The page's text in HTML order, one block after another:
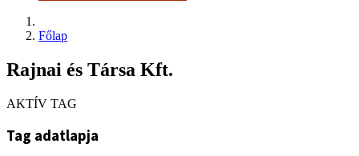
Főlap
Rajnai és Társa Kft.
AKTÍV TAG
Tag adatlapja